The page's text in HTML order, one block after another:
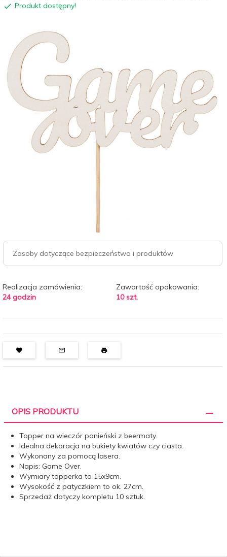
Produkt dostępny!
Zasoby dotyczące bezpieczeństwa i produktów
Realizacja zamówienia:
24 godzin
Zawartość opakowania:
10 szt.
OPIS PRODUKTU
Topper na wieczór panieński z beermaty.
Idealna dekoracja na bukiety kwiatów czy ciasta.
Wykonany za pomocą lasera.
Napis: Game Over.
Wymiary topperka to 15x9cm.
Wysokość z patyczkiem to ok. 27cm.
Sprzedaż dotyczy kompletu 10 sztuk.